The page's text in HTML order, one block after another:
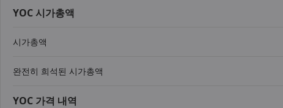
YOC 시가총액
시가총액
완전히 희석된 시가총액
YOC 가격 내역